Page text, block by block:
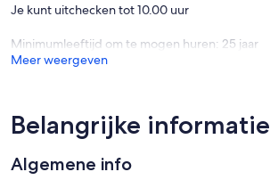
Je kunt uitchecken tot 10.00 uur
Minimumleeftijd om te mogen huren: 25 jaar
Meer weergeven
Belangrijke informatie
Algemene info